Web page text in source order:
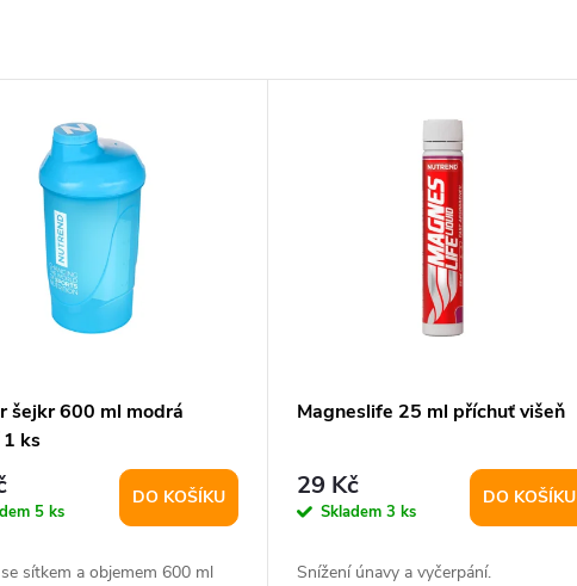
šejkr 600 ml modrá
ks
5 ks
DO KOŠÍKU
sítkem a objemem 600 ml
Magneslife 25 ml příchuť višeň
29 Kč
Skladem 3 ks
DO KOŠÍKU
Snížení únavy a vyčerpání.